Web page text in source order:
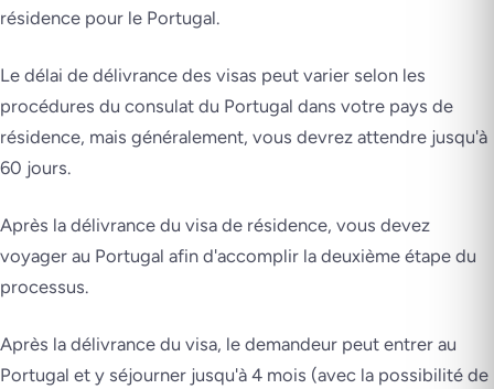
résidence pour le Portugal.
Le délai de délivrance des visas peut varier selon les
procédures du consulat du Portugal dans votre pays de
résidence, mais généralement, vous devrez attendre jusqu'à
60 jours.
Après la délivrance du visa de résidence, vous devez
voyager au Portugal afin d'accomplir la deuxième étape du
processus.
Après la délivrance du visa, le demandeur peut entrer au
Portugal et y séjourner jusqu'à 4 mois (avec la possibilité de